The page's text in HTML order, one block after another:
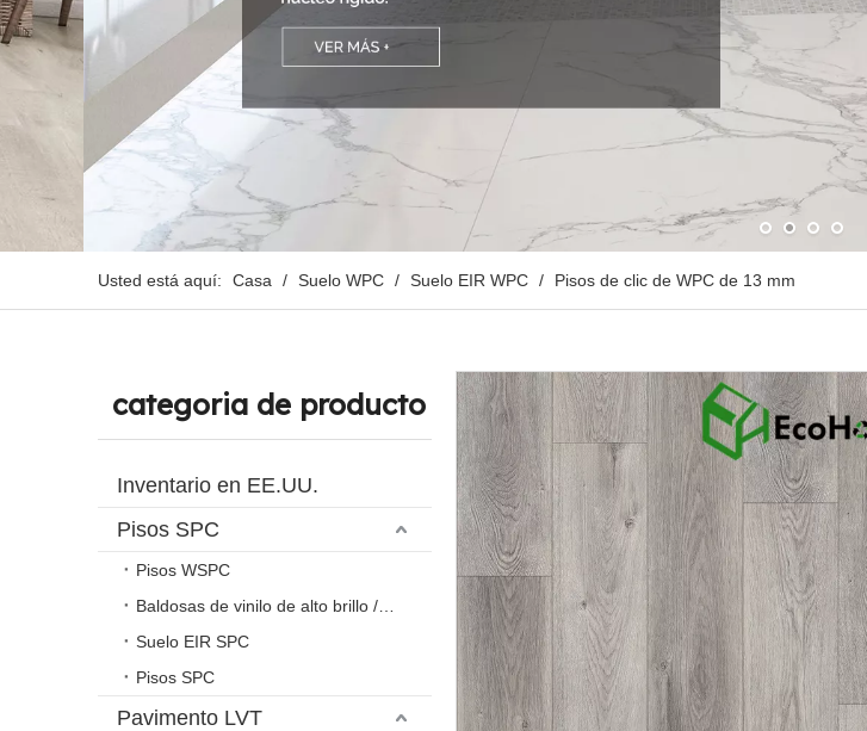
Usted está aquí: Casa / Suelo WPC / Suelo EIR WPC / Pisos de clic de WPC de 13 mm
categoria de producto
Inventario en EE.UU.
Pisos SPC
Pisos WSPC
Suelo EIR SPC
Pisos SPC
Pavimento LVT